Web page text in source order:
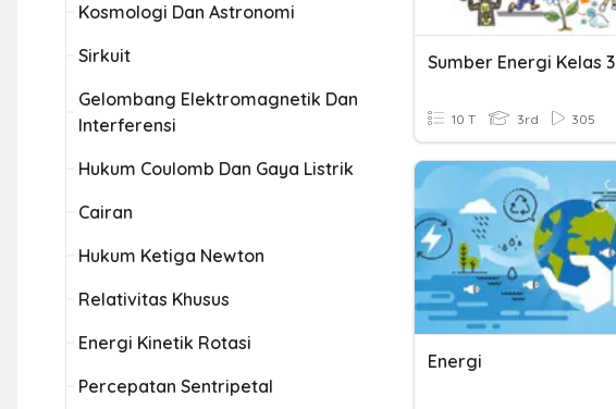
Kosmologi Dan Astronomi
Sirkuit
Gelombang Elektromagnetik Dan
Interferensi
Hukum Coulomb Dan Gaya Listrik
Cairan
Hukum Ketiga Newton
Relativitas Khusus
Energi Kinetik Rotasi
Percepatan Sentripetal
Sumber Energi Kelas 3
10 T 3rd 305
Energi